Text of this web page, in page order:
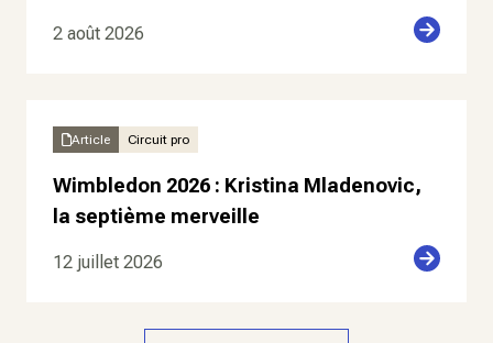
2 août 2026
Article Circuit pro
Wimbledon 2026 : Kristina Mladenovic,
la septième merveille
12 juillet 2026